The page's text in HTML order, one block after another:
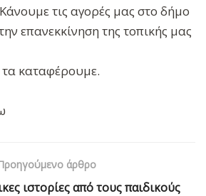
τις αγορές μας στο δήμο
επανεκκίνηση της τοπικής μας
καταφέρουμε.
άρθρο
ιστορίες από τους παιδικούς